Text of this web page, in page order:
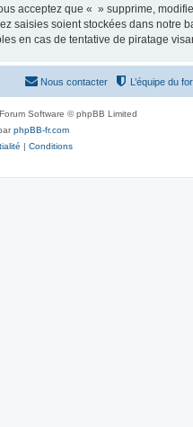
acceptez que « » supprime,
saisies soient stockées dans notre
en cas de tentative de piratage
L’équipe du
Nous contacter
Software © phpBB Limited
phpBB-fr.com
| Conditions